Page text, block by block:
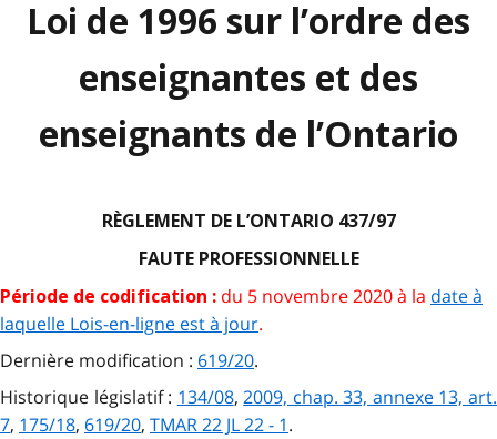
Loi de 1996 sur l’ordre des
enseignantes et des
enseignants de l’Ontario
RÈGLEMENT DE L’ONTARIO 437/97
FAUTE PROFESSIONNELLE
Période de codification : du 5 novembre 2020 à la date à
laquelle Lois-en-ligne est à jour.
Dernière modification : 619/20.
Historique législatif : 134/08,2009, chap. 33, annexe 13, art.
7, 175/18, 619/20, TMAR 22 JL 22 - 1.